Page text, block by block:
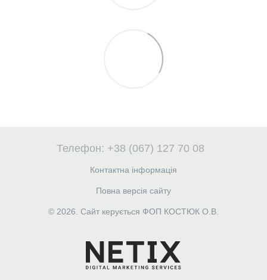
Телефон: +38 (067) 127 70 08
Контактна інформація
Повна версія сайту
© 2026. Сайт керується ФОП КОСТЮК О.В.